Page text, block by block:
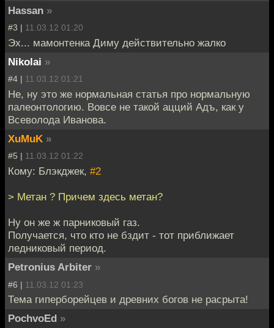
Hassan »
#3 | 11.03.12 01:20
Эх... мамонтенка Диму действительно жалко
Nikolai »
#4 | 11.03.12 01:21
Не, ну это же нормальная статья про нормальную
палеонтологию. Вовсе не такой ацций Адъ, как у
Всеволода Иванова.
XuMuK »
#5 | 11.03.12 01:22
Кому: Блэкджек, #2
> Метан ? Причем здесь метан?
Ну он же ж парниковый газ.
Получается, что кто не бздит - тот приближает
ледниковый период.
Petronius Arbiter »
#6 | 11.03.12 01:23
Тема гиперборейцев и древних богов не расрыта!
PochvoEd »